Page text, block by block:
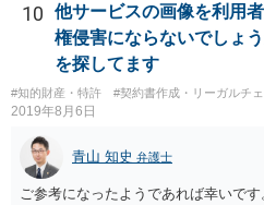
10
他サービスの画像を利用
権侵害にならないでしょ
を探してます
#知的財産・特許 #契約書作成・リーガルチ
2019年8月6日
青山 知史 弁護士
ご参考になったようであれば幸いで